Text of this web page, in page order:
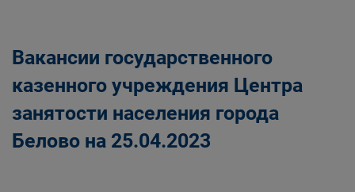
Вакансии государственного
казенного учреждения Центра
занятости населения города
Белово на 25.04.2023